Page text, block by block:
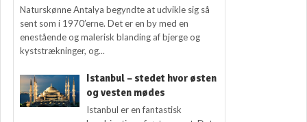
Naturskønne Antalya begyndte at udvikle sig så
sent som i 1970’erne. Det er en by med en
enestående og malerisk blanding af bjerge og
kyststrækninger, og...
Istanbul – stedet hvor østen
og vesten mødes
Istanbul er en fantastisk